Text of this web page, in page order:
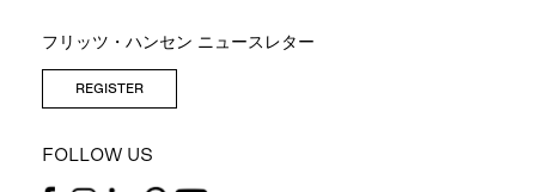
フリッツ・ハンセン ニュースレター
REGISTER
FOLLOW US